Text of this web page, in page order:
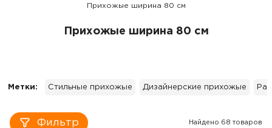
Прихожые ширина 80 см
Прихожые ширина 80 см
Метки: Стильные прихожые Дизайнерские прихожые
Фильтр Найдено 68 товаров